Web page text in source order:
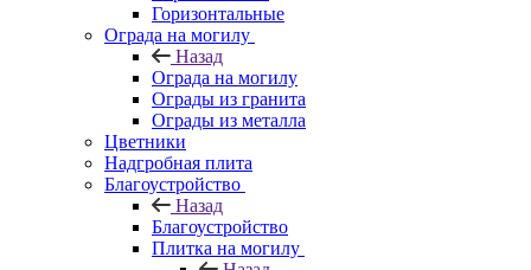
Горизонтальные
Ограда на могилу
Назад
Ограда на могилу
Ограды из гранита
Ограды из металла
Цветники
Надгробная плита
Благоустройство
Назад
Благоустройство
Плитка на могилу